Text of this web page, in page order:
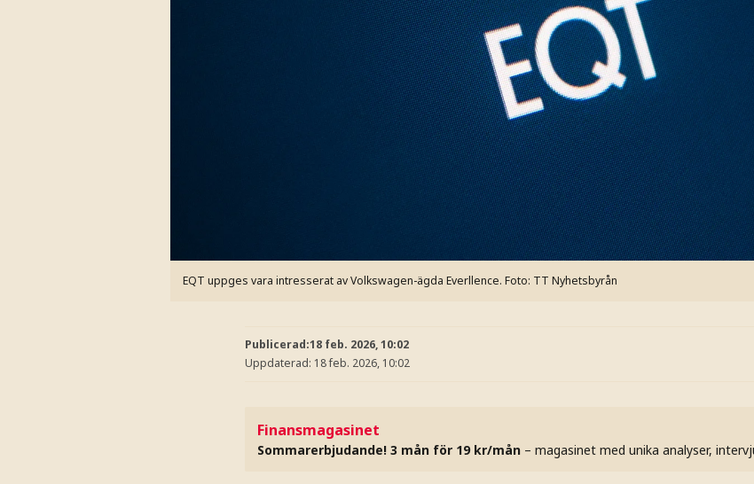
EQT uppges vara intresserat av Volkswagen-ägda Everllence. Foto: TT Nyhetsbyrån
Publicerad:18 feb. 2026, 10:02
Uppdaterad: 18 feb. 2026, 10:02
Finansmagasinet
Sommarerbjudande! 3 mån för 19 kr/mån – magasinet med unika analyser,